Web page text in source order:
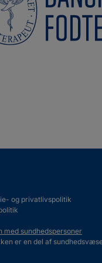
og privatlivspolitik
med sundhedspersoner
er en del af